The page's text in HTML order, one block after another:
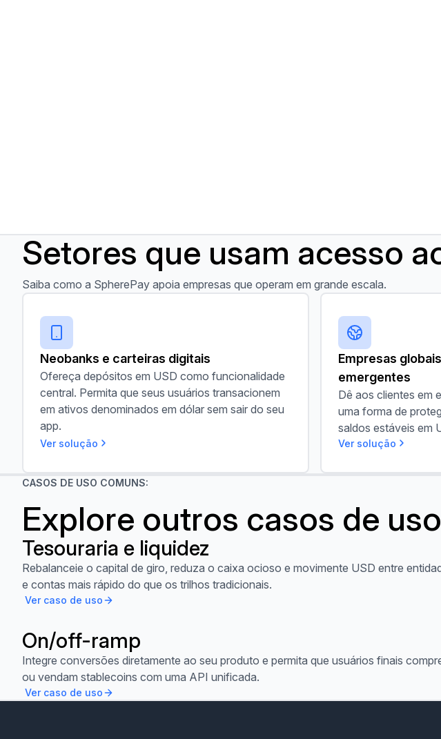
Setores que usam acesso
Saiba como a SpherePay apoia empresas que operam em grande escala.
Neobanks e carteiras digitais
Ofereça depósitos em USD como funcionalidade
central. Permita que seus usuários transacionem
em ativos denominados em dólar sem sair do seu
app.
Ver solução
Neobanks e carteiras digitais
Empresas
emergentes
Dê aos clientes em
uma forma de
saldos estáveis em
Ver solução
Empresas globais
CASOS DE USO COMUNS:
Explore outros casos de uso
Tesouraria e liquidez
Rebalanceie o capital de giro, reduza o caixa ocioso e movimente USD entre
e contas mais rápido do que os trilhos tradicionais.
Ver caso de uso
Ver caso de uso
On/off-ramp
Integre conversões diretamente ao seu produto e permita que usuários finais
ou vendam stablecoins com uma API unificada.
Ver caso de uso
Ver caso de uso